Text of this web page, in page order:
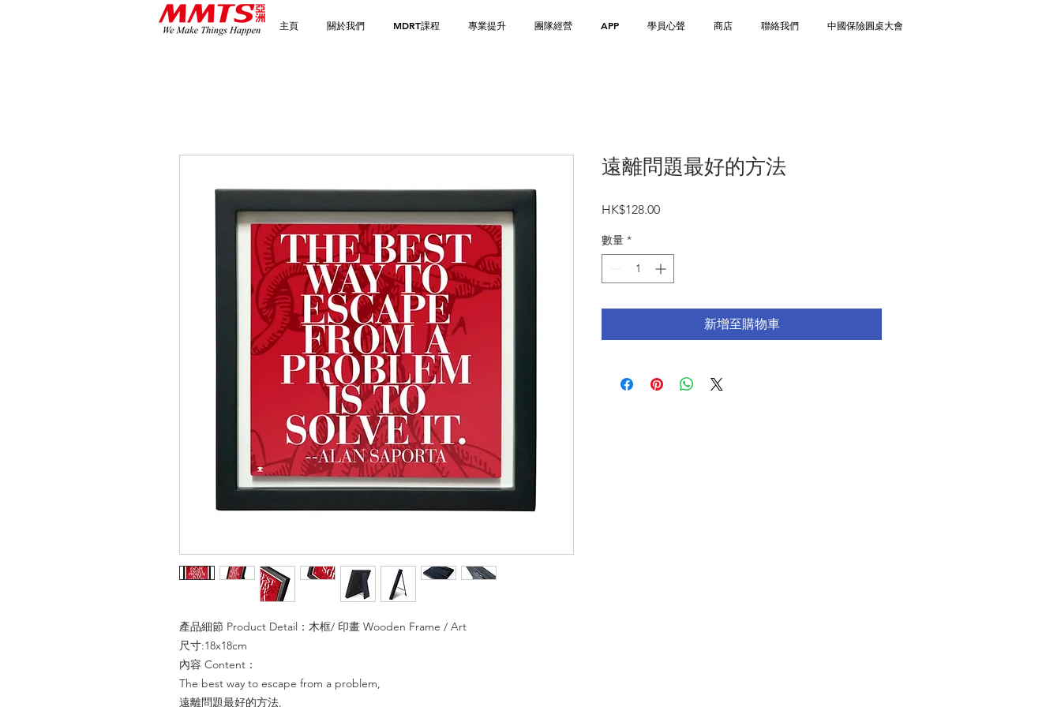
主頁 關於我們 MDRT課程 專業提升 團隊經營 APP 學員心聲 商店 聯絡我們 中國保險圓桌大會
產品細節 Product Detail：木框/ 印畫 Wooden Frame / Art
尺寸:18x18cm
內容 Content：
The best way to escape from a problem,
遠離問題最好的方法,
遠離問題最好的方法
HK$128.00價
數量 *
新增至購物車